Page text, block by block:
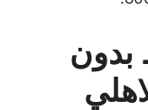
بدون